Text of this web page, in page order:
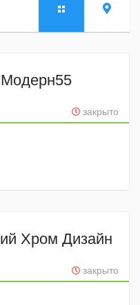
закрыто
Хром Дизайн
закрыто